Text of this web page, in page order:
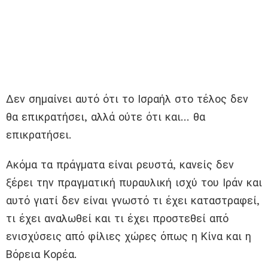
Δεν σημαίνει αυτό ότι το Ισραήλ στο τέλος δεν
θα επικρατήσει, αλλά ούτε ότι και… θα
επικρατήσει.
Ακόμα τα πράγματα είναι ρευστά, κανείς δεν
ξέρει την πραγματική πυραυλική ισχύ του Ιράν και
αυτό γιατί δεν είναι γνωστό τι έχει καταστραφεί,
τι έχει αναλωθεί και τι έχει προστεθεί από
ενισχύσεις από φίλιες χώρες όπως η Κίνα και η
Βόρεια Κορέα.